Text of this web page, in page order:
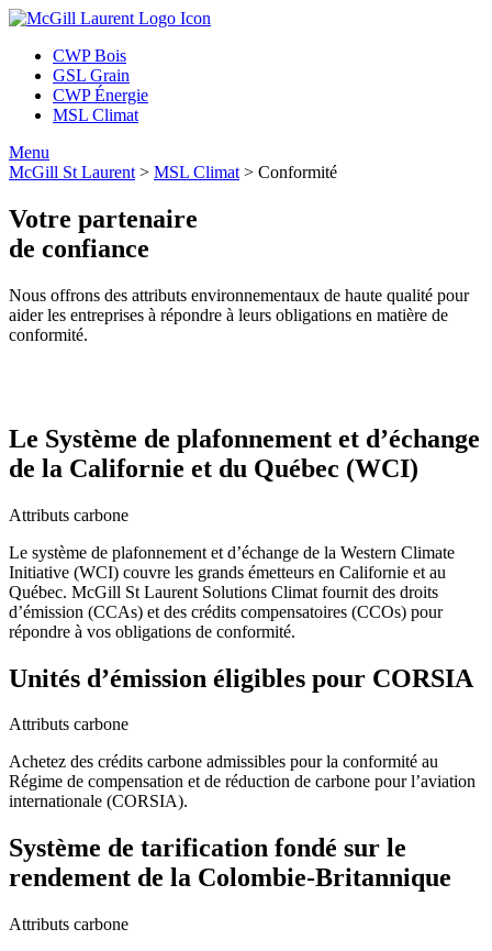
CWP Bois
GSL Grain
CWP Énergie
MSL Climat
Menu
McGill St Laurent > MSL Climat > Conformité
Votre partenaire
de confiance
Nous offrons des attributs environnementaux de haute qualité pour
aider les entreprises à répondre à leurs obligations en matière de
conformité.
Le Système de plafonnement et d’échange
de la Californie et du Québec (WCI)
Attributs carbone
Le système de plafonnement et d’échange de la Western Climate
Initiative (WCI) couvre les grands émetteurs en Californie et au
Québec. McGill St Laurent Solutions Climat fournit des droits
d’émission (CCAs) et des crédits compensatoires (CCOs) pour
répondre à vos obligations de conformité.
Unités d’émission éligibles pour CORSIA
Attributs carbone
Achetez des crédits carbone admissibles pour la conformité au
Régime de compensation et de réduction de carbone pour l’aviation
internationale (CORSIA).
Système de tarification fondé sur le
rendement de la Colombie-Britannique
Attributs carbone